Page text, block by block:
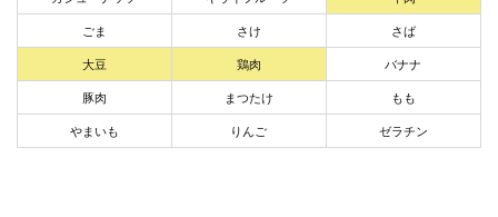
ごま さけ さば
大豆 鶏肉 バナナ
豚肉 まつたけ もも
やまいも りんご ゼラチン